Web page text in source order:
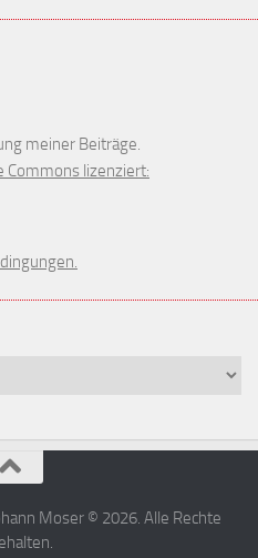
meiner Beiträge.
Commons lizenziert:
Moser © 2026. Alle Rechte